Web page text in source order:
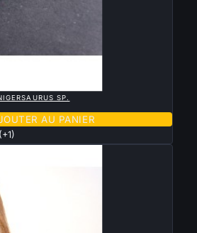
SP.
AU PANIER
(+1)